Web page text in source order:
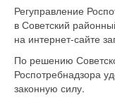
Регуправление
в Советский
на интернет-сайте
По решению
Роспотребнадзора
законную силу.